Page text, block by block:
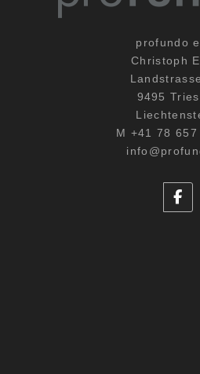
profundo
Christoph
9495
M +41 78 657